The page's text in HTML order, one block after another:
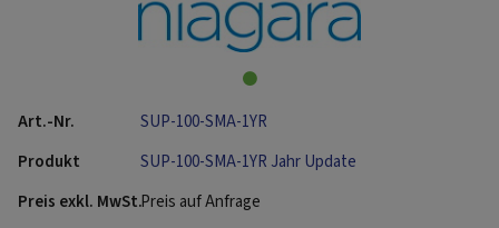
SUP-100-SMA-1YR
SUP-100-SMA-1YR Jahr Update
Preis auf Anfrage